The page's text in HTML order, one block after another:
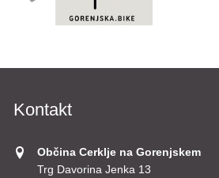
Kontakt
Občina Cerklje na Gorenjskem
Trg Davorina Jenka 13